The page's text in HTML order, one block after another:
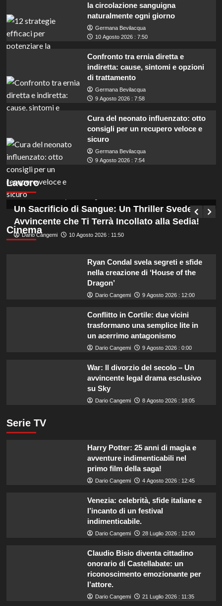
la circolazione sanguigna
naturalmente ogni giorno
Germana Bevilacqua
10 Agosto 2026 : 7:50
Confronto tra ernia diretta e
indiretta: cause, sintomi e opzioni
di trattamento
Germana Bevilacqua
9 Agosto 2026 : 7:58
Cura del neonato influenzato: otto
consigli per un recupero veloce e
sicuro
Germana Bevilacqua
9 Agosto 2026 : 7:54
Lavoro
Provincia di Lecco: concorso per funzionari
contabili con assunzioni a tempo
indeterminato per laureati.
Germana Bevilacqua
Cinema
Un Sacrificio di Sangue: Un Thriller Svedese
Avvincente che Ti Terrà Incollato alla Sedia!
Dario Cangemi 10 Agosto 2026 : 11:50
Ryan Condal svela segreti e sfide
nella creazione di ‘House of the
Dragon’
Dario Cangemi 9 Agosto 2026 : 12:00
Conflitto in Cortile: due vicini
trasformano una semplice lite in
un acerrimo antagonismo
Dario Cangemi 9 Agosto 2026 : 0:00
War: Il divorzio del secolo – Un
avvincente legal drama esclusivo
su Sky
Dario Cangemi 8 Agosto 2026 : 18:05
Serie TV
Harry Potter: 25 anni di magia e
avventure indimenticabili nel
primo film della saga!
Dario Cangemi 4 Agosto 2026 : 12:45
Venezia: celebrità, sfide italiane e
l’incanto di un festival
indimenticabile.
Dario Cangemi 28 Luglio 2026 : 12:00
Claudio Bisio diventa cittadino
onorario di Castellabate: un
riconoscimento emozionante per
l’attore.
Dario Cangemi 21 Luglio 2026 : 11:35